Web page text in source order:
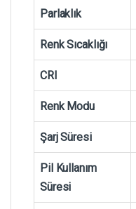
Parlaklık
Renk Sıcaklığı
CRI
Renk Modu
Şarj Süresi
Pil Kullanım
Süresi